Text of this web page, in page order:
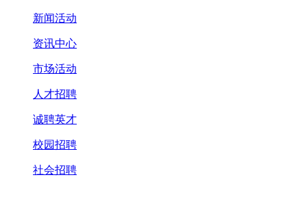
新闻活动
资讯中心
市场活动
人才招聘
诚聘英才
校园招聘
社会招聘